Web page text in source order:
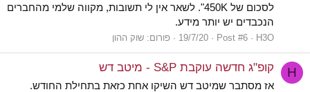
לסכום של 450K". לשאר אין לי תשובות, מקווה שלמי מהחברים
הנכבדים יש יותר מידע.
H3O
Post #6
19/7/20 פורום: שוק ההון
H קופ"ג חדשה עוקבת S&P - מיטב דש
אז מסתבר שמיטב דש השיקו אחת כזאת בתחילת החודש.